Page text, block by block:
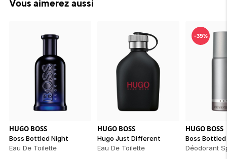
Vous aimerez aussi
HUGO BOSS
Boss Bottled Night
Eau De Toilette
HUGO BOSS
Hugo Just Different
Eau De Toilette
-35%
HUGO BOSS
Boss Bottled
Déodorant